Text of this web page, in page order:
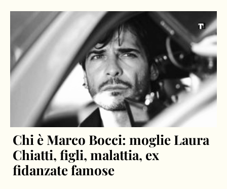
Chi è Marco Bocci: moglie Laura
Chiatti, figli, malattia, ex
fidanzate famose